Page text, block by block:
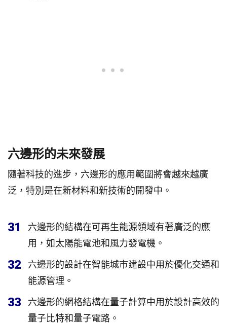
六邊形的未來發展
隨著科技的進步，六邊形的應用範圍將會越來越廣
泛，特別是在新材料和新技術的開發中。
31
六邊形的結構在可再生能源領域有著廣泛的應
用，如太陽能電池和風力發電機。
32
六邊形的設計在智能城市建設中用於優化交通和
能源管理。
33
六邊形的網格結構在量子計算中用於設計高效的
量子比特和量子電路。